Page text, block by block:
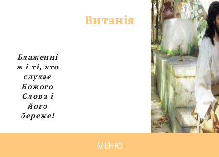
Витанія
Блаженні
ж і ті, хто
слухає
Божого
Слова і
його
береже!
МЕНЮ